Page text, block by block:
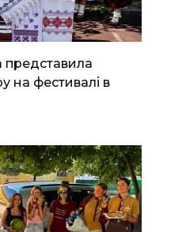
представила
на фестивалі в